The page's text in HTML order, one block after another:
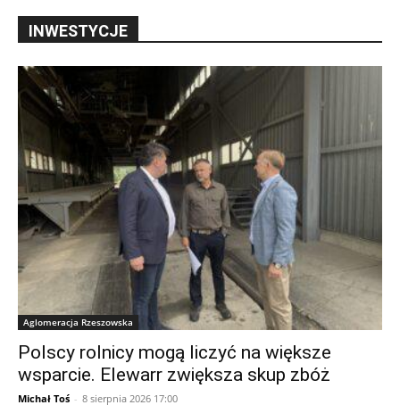
INWESTYCJE
Aglomeracja Rzeszowska
Polscy rolnicy mogą liczyć na większe
wsparcie. Elewarr zwiększa skup zbóż
Michał Toś - 8 sierpnia 2026 17:00